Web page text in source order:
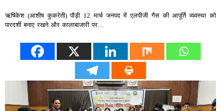
ऋषिकेश (आशीष कुकरेती) पौड़ी 12 मार्च जनपद में एलपीजी गैस की आपूर्ति व्यवस्था को
पारदर्शी बनाए रखने और कालाबाजारी पर…